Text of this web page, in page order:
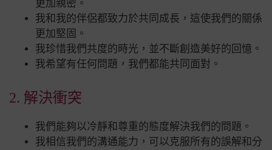
更加親密。
我和我的伴侶都致力於共同成長，這使我們的關係
更加堅固。
我珍惜我們共度的時光，並不斷創造美好的回憶。
我希望有任何問題，我們都能共同面對。
2. 解決衝突
我們能夠以冷靜和尊重的態度解決我們的問題。
我相信我們的溝通能力，可以克服所有的誤解和分